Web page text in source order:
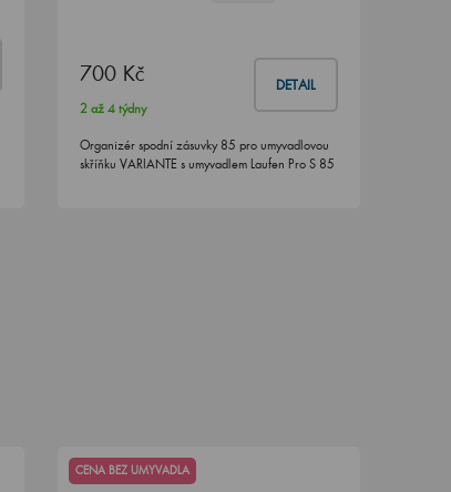
700 Kč DETAIL
2 až 4 týdny
Organizér spodní zásuvky 85 pro umyvadlovou
skříňku VARIANTE s umyvadlem Laufen Pro S 85
CENA BEZ UMYVADLA